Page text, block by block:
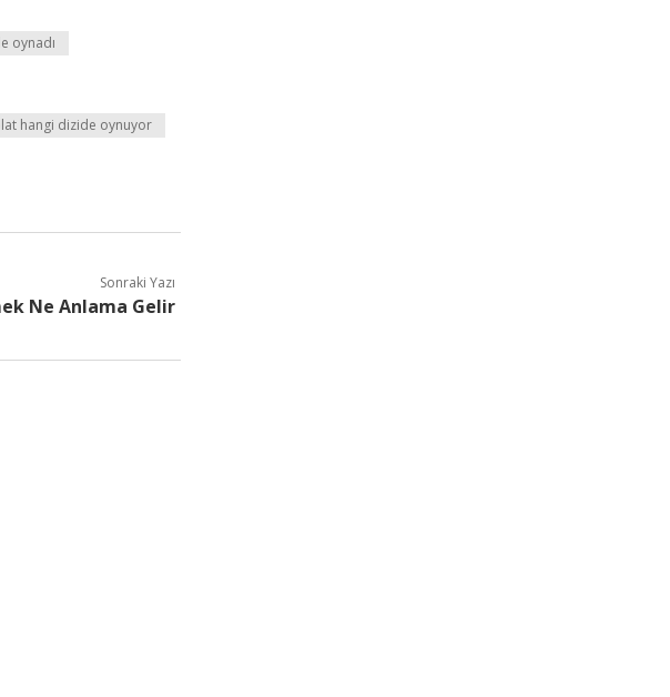
oynadı
hangi dizide oynuyor
Sonraki Yazı
Ne Anlama Gelir